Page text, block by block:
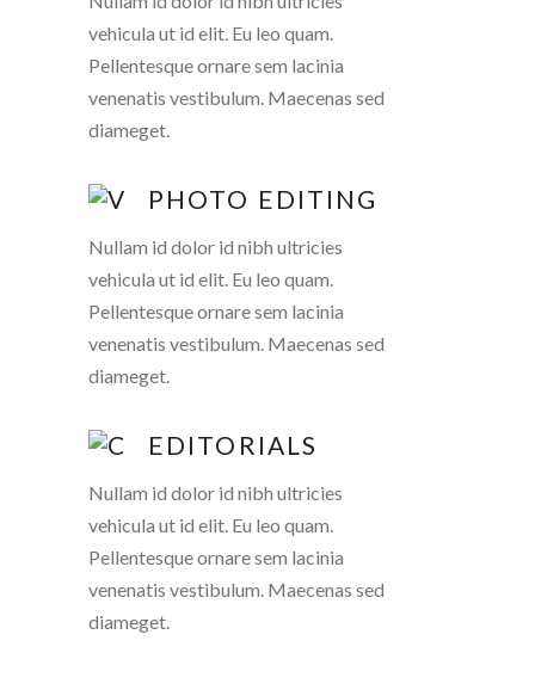
vehicula ut id elit. Eu leo quam.
Pellentesque ornare sem lacinia
venenatis vestibulum. Maecenas sed
diameget.
PHOTO EDITING
Nullam id dolor id nibh ultricies
vehicula ut id elit. Eu leo quam.
Pellentesque ornare sem lacinia
venenatis vestibulum. Maecenas sed
diameget.
EDITORIALS
Nullam id dolor id nibh ultricies
vehicula ut id elit. Eu leo quam.
Pellentesque ornare sem lacinia
venenatis vestibulum. Maecenas sed
diameget.